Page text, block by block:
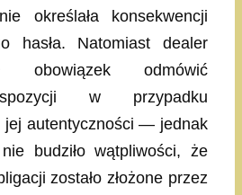
określała konsekwencji
hasła. Natomiast dealer
obowiązek odmówić
w przypadku
jej autentyczności — jednak
budziło wątpliwości, że
zostało złożone przez